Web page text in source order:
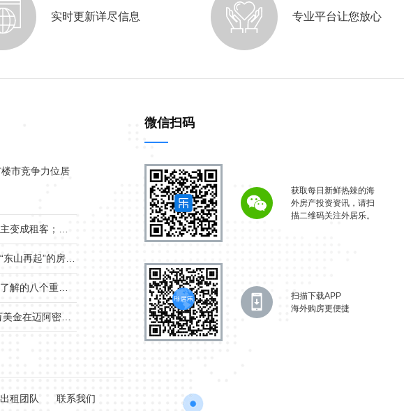
实时更新详尽信息 专业平台让您放心
位
全
微信扫码
获取每日新鲜热辣的海
外房产投资资讯，请扫
描二维码关注外居乐。
扫描下载APP
海外购房更便捷
出租团队 联系我们